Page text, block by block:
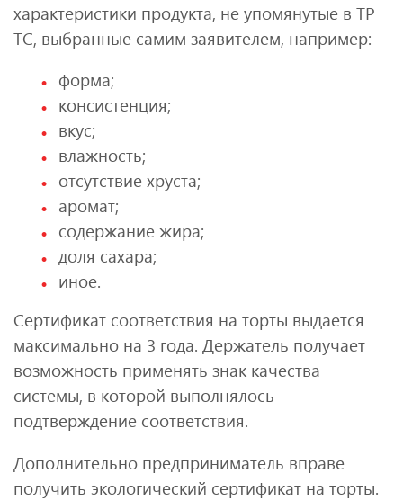
характеристики продукта, не упомянутые в ТР
ТС, выбранные самим заявителем, например:
форма;
консистенция;
вкус;
влажность;
отсутствие хруста;
аромат;
содержание жира;
доля сахара;
иное.
Сертификат соответствия на торты выдается
максимально на 3 года. Держатель получает
возможность применять знак качества
системы, в которой выполнялось
подтверждение соответствия.
Дополнительно предприниматель вправе
получить экологический сертификат на торты.